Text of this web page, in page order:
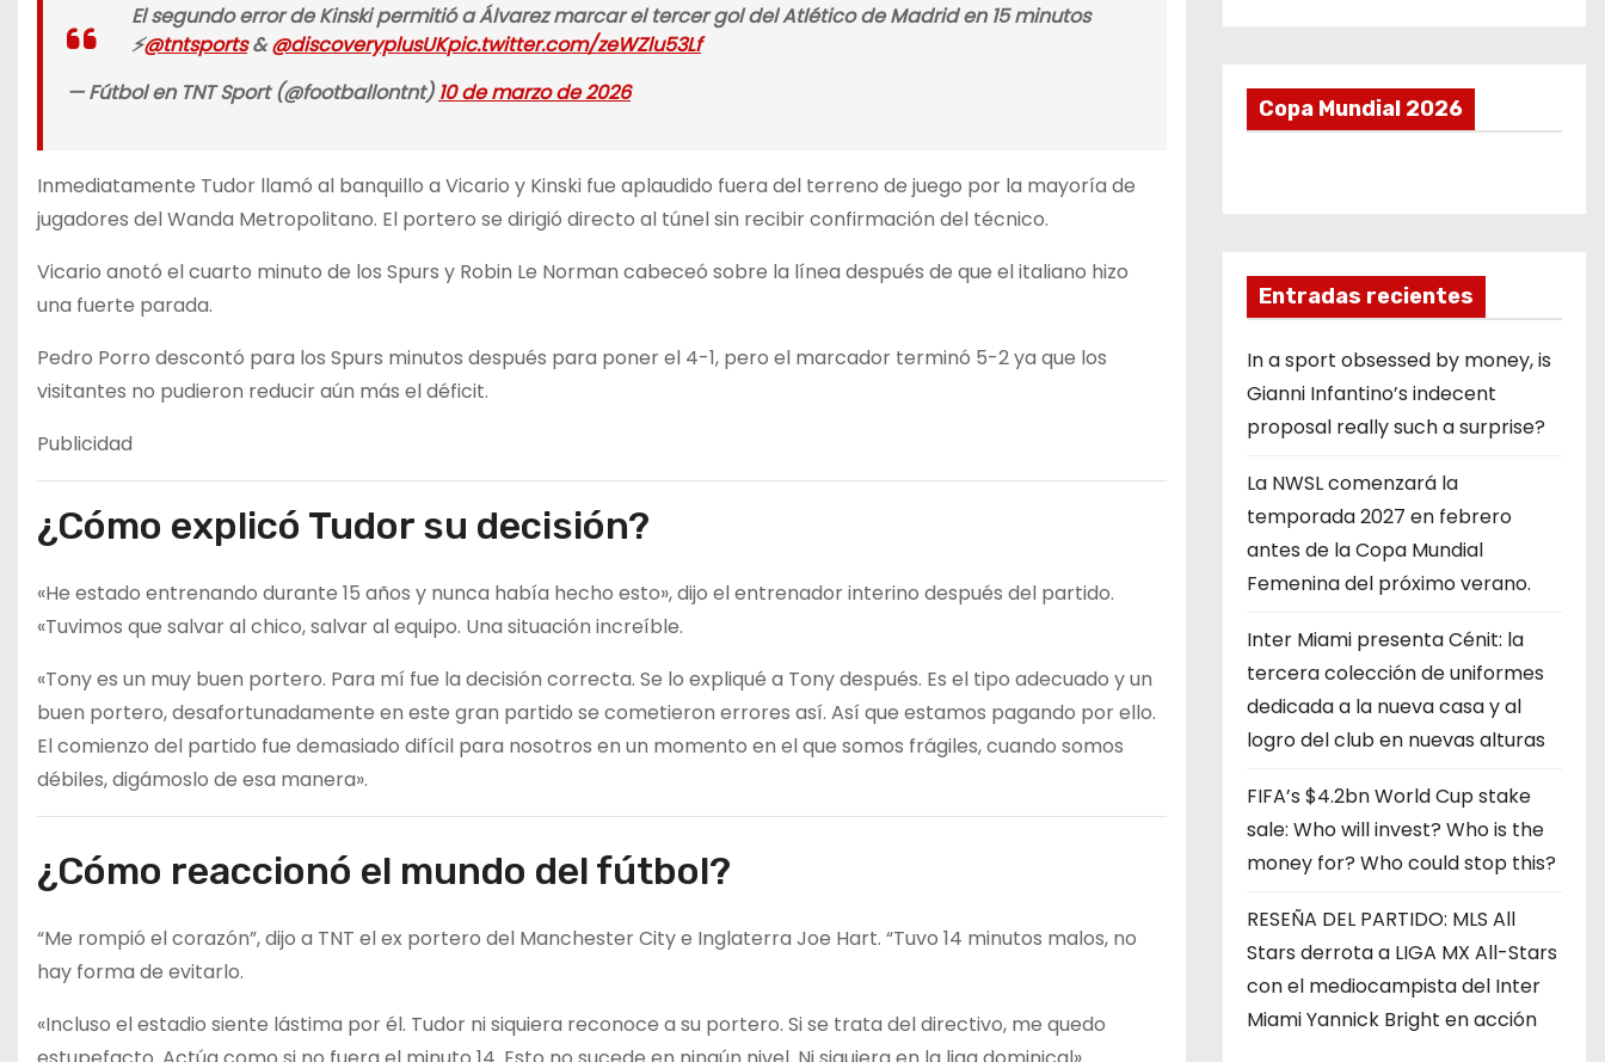
El segundo error de Kinski permitió a Álvarez marcar el tercer gol del Atlético de Madrid en 15 minutos
⚡️@tntsports&@discoveryplusUKpic.twitter.com/zeWZlu53Lf
— Fútbol en TNT Sport (@footballontnt) 10 de marzo de 2026
Inmediatamente Tudor llamó al banquillo a Vicario y Kinski fue aplaudido fuera del terreno de juego por la mayoría de
jugadores del Wanda Metropolitano. El portero se dirigió directo al túnel sin recibir confirmación del técnico.
Vicario anotó el cuarto minuto de los Spurs y Robin Le Norman cabeceó sobre la línea después de que el italiano hizo
una fuerte parada.
Pedro Porro descontó para los Spurs minutos después para poner el 4-1, pero el marcador terminó 5-2 ya que los
visitantes no pudieron reducir aún más el déficit.
Publicidad
¿Cómo explicó Tudor su decisión?
«He estado entrenando durante 15 años y nunca había hecho esto», dijo el entrenador interino después del partido.
«Tuvimos que salvar al chico, salvar al equipo. Una situación increíble.
«Tony es un muy buen portero. Para mí fue la decisión correcta. Se lo expliqué a Tony después. Es el tipo adecuado y un
buen portero, desafortunadamente en este gran partido se cometieron errores así. Así que estamos pagando por ello.
El comienzo del partido fue demasiado difícil para nosotros en un momento en el que somos frágiles, cuando somos
débiles, digámoslo de esa manera».
¿Cómo reaccionó el mundo del fútbol?
“Me rompió el corazón”, dijo a TNT el ex portero del Manchester City e Inglaterra Joe Hart. “Tuvo 14 minutos malos, no
hay forma de evitarlo.
«Incluso el estadio siente lástima por él. Tudor ni siquiera reconoce a su portero. Si se trata del directivo, me quedo
Copa Mundial 2026
Entradas recientes
In a sport obsessed by money, is
Gianni Infantino’s indecent
proposal really such a surprise?
La NWSL comenzará la
temporada 2027 en febrero
antes de la Copa Mundial
Femenina del próximo verano.
Inter Miami presenta Cénit: la
tercera colección de uniformes
dedicada a la nueva casa y al
logro del club en nuevas alturas
FIFA’s $4.2bn World Cup stake
sale: Who will invest? Who is the
money for? Who could stop this?
RESEÑA DEL PARTIDO: MLS All
Stars derrota a LIGA MX All-Stars
con el mediocampista del Inter
Miami Yannick Bright en acción